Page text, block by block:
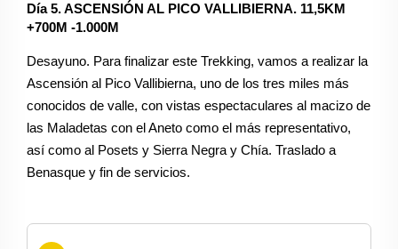
Día 5. ASCENSIÓN AL PICO VALLIBIERNA. 11,5KM
+700M -1.000M
Desayuno. Para finalizar este Trekking, vamos a realizar la
Ascensión al Pico Vallibierna, uno de los tres miles más
conocidos de valle, con vistas espectaculares al macizo de
las Maladetas con el Aneto como el más representativo,
así como al Posets y Sierra Negra y Chía. Traslado a
Benasque y fin de servicios.